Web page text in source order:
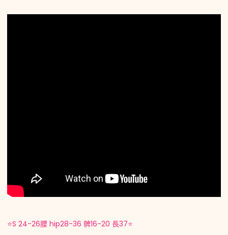
⭐️S 24-26腰 hip28-36 髀16-20 長37⭐️